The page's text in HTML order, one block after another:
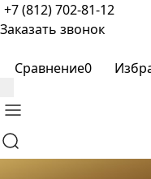
+7 (812) 702-81-12
Заказать звонок
Сравнение0